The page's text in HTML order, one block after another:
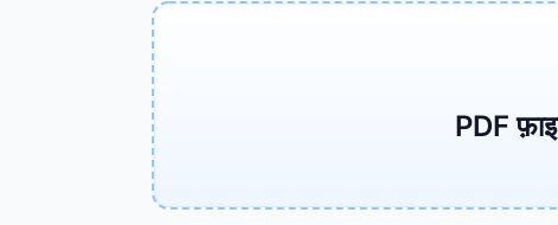
PDF